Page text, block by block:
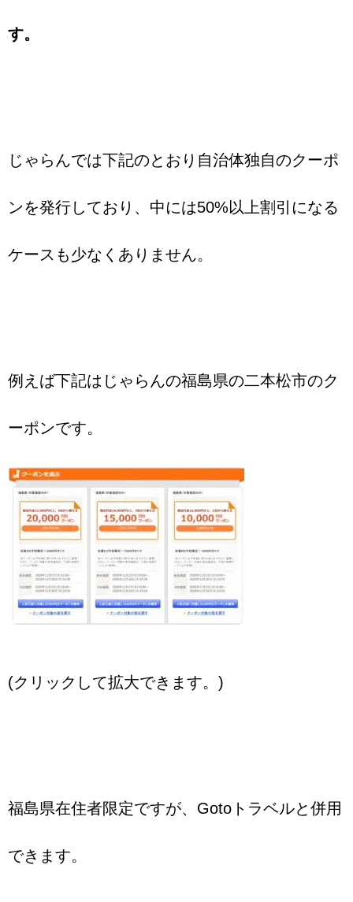
す。
じゃらんでは下記のとおり自治体独自のクーポ
ンを発行しており、中には50%以上割引になる
ケースも少なくありません。
例えば下記はじゃらんの福島県の二本松市のク
ーポンです。
(クリックして拡大できます。)
福島県在住者限定ですが、Gotoトラベルと併用
できます。